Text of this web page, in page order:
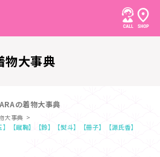
物大事典
の着物大事典
大事典
【蹴鞠】【鈴】【熨斗】【冊子】【源氏香】